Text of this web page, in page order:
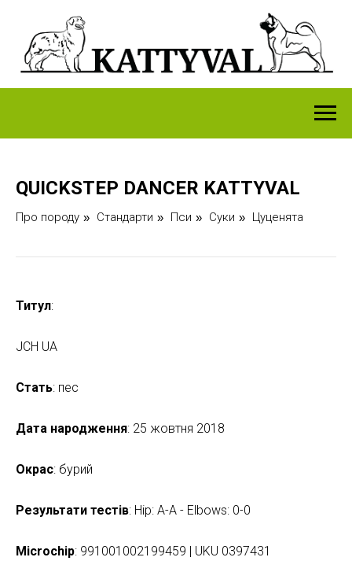
QUICKSTEP DANCER KATTYVAL
Про породу » Стандарти » Пси » Суки » Цуценята
Титул:
JCH UA
Стать: пес
Дата народження: 25 жовтня 2018
Окрас: бурий
Результати тестів: Hip: A-A - Elbows: 0-0
Microchip: 991001002199459 | UKU 0397431